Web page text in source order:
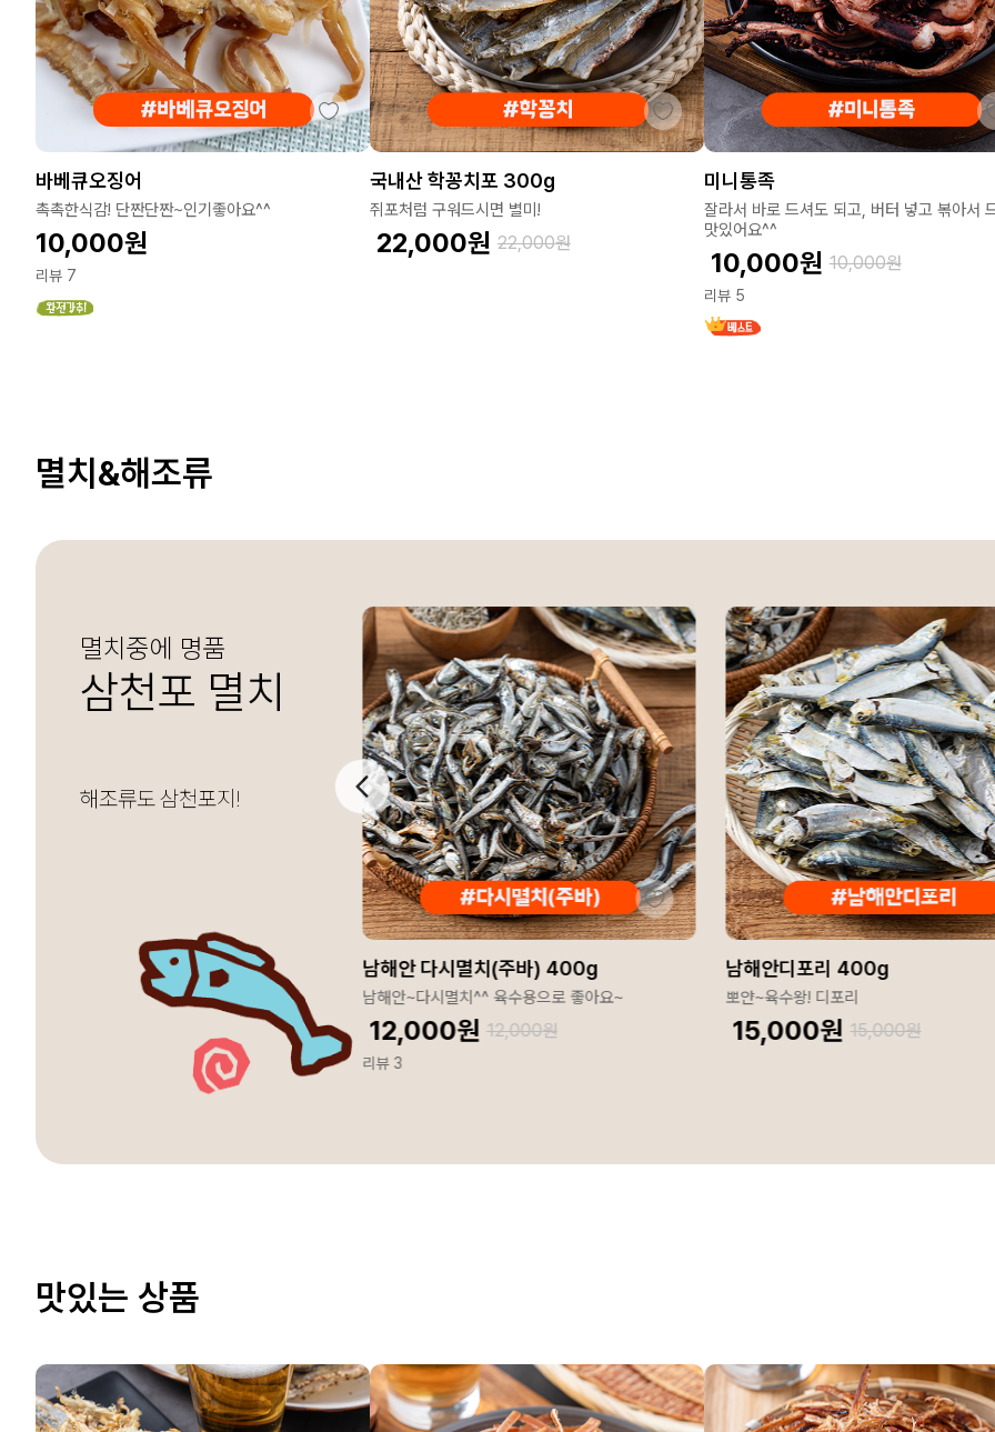
바베큐오징어
촉촉한식감! 단짠단짠~인기좋아요^^
10,000원
리뷰 7
국내산 학꽁치포 300g
쥐포처럼 구워드시면 별미!
22,000원 22,000원
미니통족
잘라서 바로 드셔도 되고, 버터 넣고 볶아서
맛있어요^^
10,000원 10,000원
리뷰 5
멸치&해조류
멸치중에 명품
삼천포 멸치
해조류도 삼천포지!
린이멸치(지리)200g
슘이 풍부한~어린이멸치^^
남해안 다시멸치(주바) 400g
남해안~다시멸치^^ 육수용으로 좋아요~
12,000원 12,000원
리뷰 3
남해안디포리 400g
뽀얀~육수왕! 디포리
15,000원 15,000원
맛있는 상품